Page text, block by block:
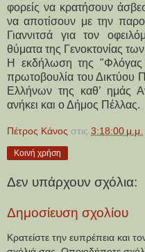
φορείς να κρατήσουν
να αποτίσουν με την
Γιαννιτσά για τον
θύματα της Γενοκτονίας
Η εκδήλωση της "Φλόγας
πρωτοβουλία του Δικτύου
Ελλήνων της καθ’ ημάς
ανήκει και ο Δήμος Πέλλας.
Πέτρος Κάνος στις 3:18:00 μ.μ.
Κοινή χρήση
Δεν υπάρχουν σχόλια:
Δημοσίευση σχολίου
Κρατείστε την ευπρέπεια και